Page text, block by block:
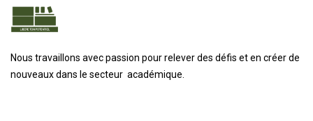
Nous travaillons avec passion pour relever des défis et en créer de
nouveaux dans le secteur académique.